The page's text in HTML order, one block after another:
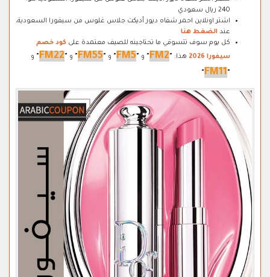
240 ريال سعودي
اشتر اونلاين احمر شفاه ديور أديكت جلاس غلوس من سيفورا السعودية،
عند الضغط هنا
كل يوم سوف تتسوقي ما تحتاجينه للصيف معتمدة على كود خصم
سيفورا 2026
هذا: "
FM2
" و "
FM5
" و "
FM55
" و "
FM22
" و
"
FM11
"